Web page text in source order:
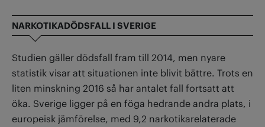
NARKOTIKADÖDSFALL I SVERIGE
Studien gäller dödsfall fram till 2014, men nyare
statistik visar att situationen inte blivit bättre. Trots en
liten minskning 2016 så har antalet fall fortsatt att
öka. Sverige ligger på en föga hedrande andra plats, i
europeisk jämförelse, med 9,2 narkotikarelaterade